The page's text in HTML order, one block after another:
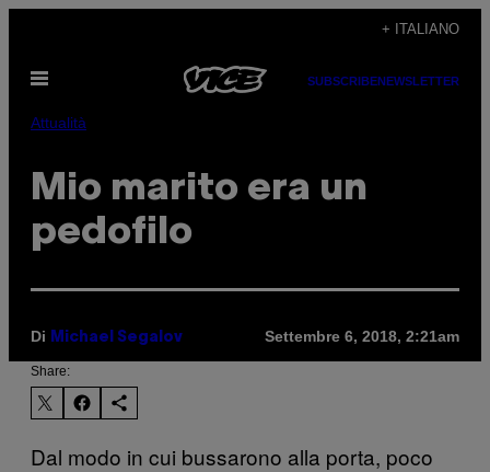
contenuto
+ ITALIANO
Apri
SUBSCRIBENEWSLETTER
Attualità
Mio marito era un
pedofilo
Di Michael Segalov Settembre 6, 2018, 2:21am
Share:
Dal modo in cui bussarono alla porta, poco